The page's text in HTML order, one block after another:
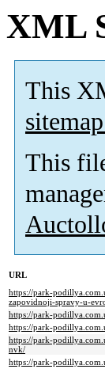
XML
This
This
URL
https://park-
zapovidnoji-spravy-u-
https://park-
https://park-
https://park-
nvk/
https://park-